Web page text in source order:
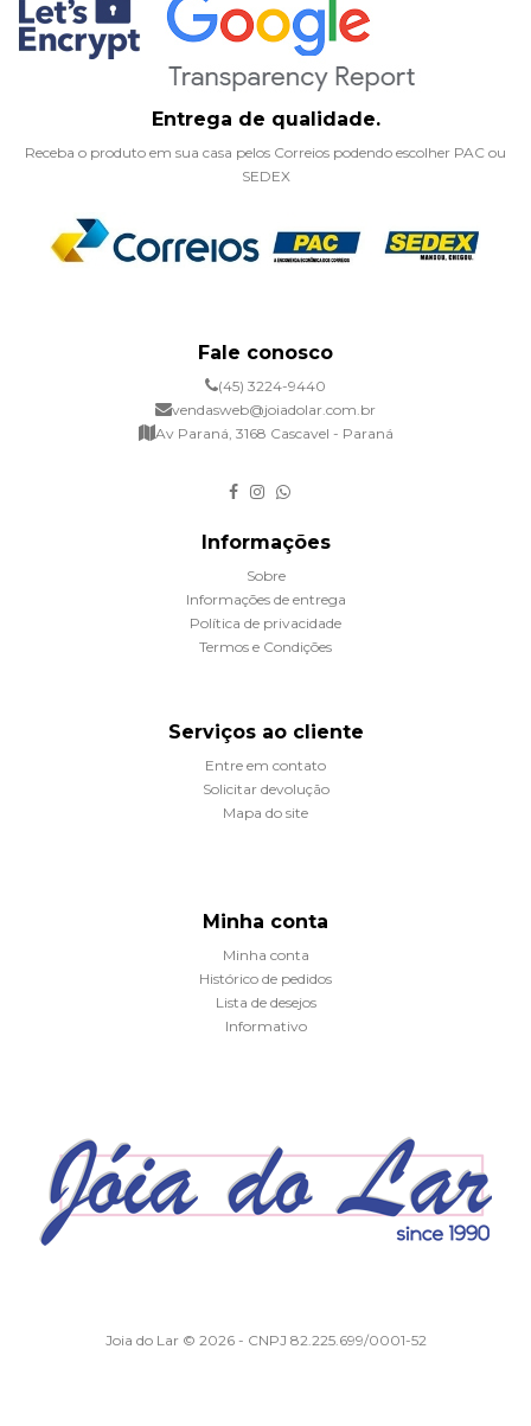
Entrega de qualidade.
Receba o produto em sua casa pelos Correios podendo escolher PAC ou
SEDEX
Fale conosco
(45) 3224-9440
vendasweb@joiadolar.com.br
Av Paraná, 3168 Cascavel - Paraná
Informações
Sobre
Informações de entrega
Política de privacidade
Termos e Condições
Serviços ao cliente
Entre em contato
Solicitar devolução
Mapa do site
Minha conta
Minha conta
Histórico de pedidos
Lista de desejos
Informativo
Joia do Lar © 2026 - CNPJ 82.225.699/0001-52